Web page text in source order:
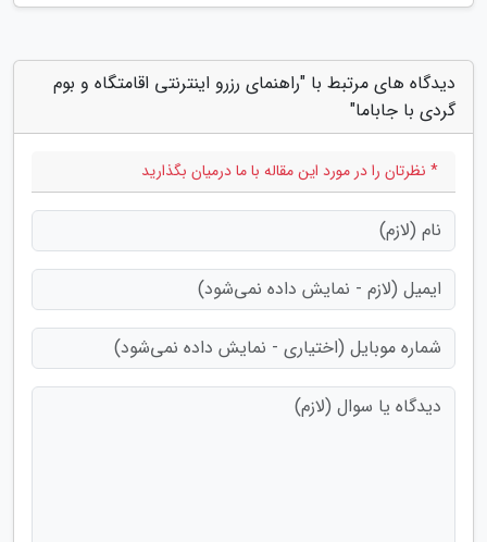
دیدگاه های مرتبط با "راهنمای رزرو اینترنتی اقامتگاه و بوم
گردی با جاباما"
* نظرتان را در مورد این مقاله با ما درمیان بگذارید